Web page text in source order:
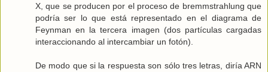
X, que se producen por el proceso de bremmstrahlung que
podría ser lo que está representado en el diagrama de
Feynman en la tercera imagen (dos partículas cargadas
interaccionando al intercambiar un fotón).
De modo que si la respuesta son sólo tres letras, diría ARN